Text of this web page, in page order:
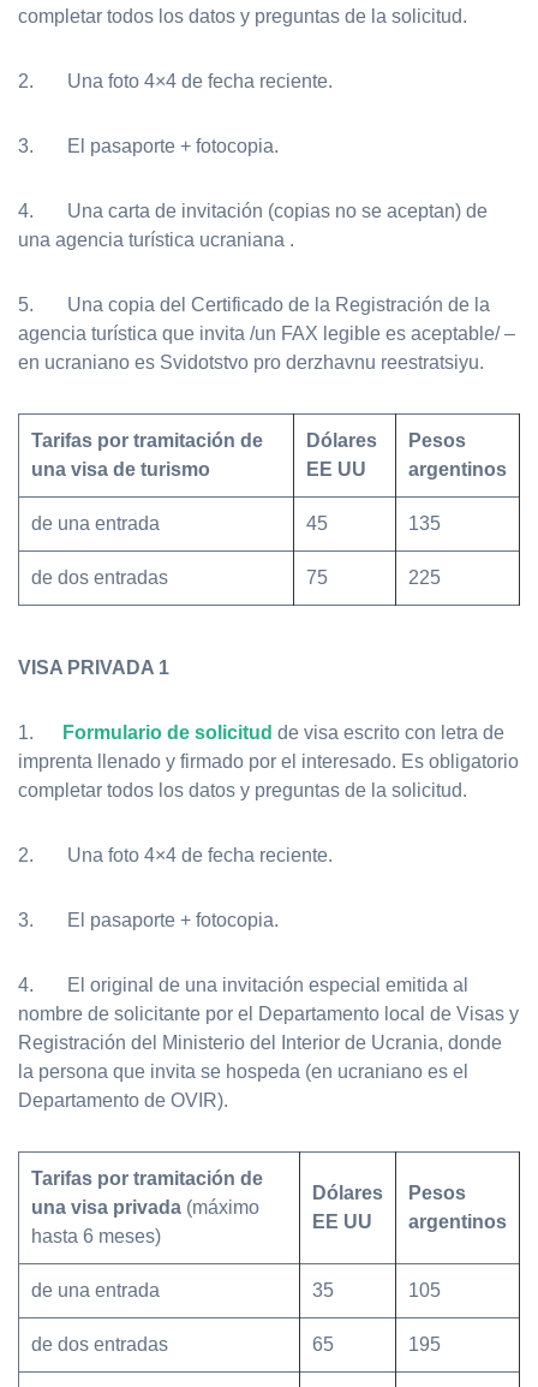
completar todos los datos y preguntas de la solicitud.
2. Una foto 4×4 de fecha reciente.
3. El pasaporte + fotocopia.
4. Una carta de invitación (copias no se aceptan) de
una agencia turística ucraniana .
5. Una copia del Certificado de la Registración de la
agencia turística que invita /un FAX legible es aceptable/ –
en ucraniano es Svidotstvo pro derzhavnu reestratsiyu.
Tarifas por tramitación de
una visa de turismo
Dólares
EE UU
Pesos
argentinos
de una entrada 45 135
de dos entradas 75 225
VISA PRIVADA 1
1. Formulario de solicitud de visa escrito con letra de
imprenta llenado y firmado por el interesado. Es obligatorio
completar todos los datos y preguntas de la solicitud.
2. Una foto 4×4 de fecha reciente.
3. El pasaporte + fotocopia.
4. El original de una invitación especial emitida al
nombre de solicitante por el Departamento local de Visas y
Registración del Ministerio del Interior de Ucrania, donde
la persona que invita se hospeda (en ucraniano es el
Departamento de OVIR).
Tarifas por tramitación de
una visa privada (máximo
hasta 6 meses)
Dólares
EE UU
Pesos
argentinos
de una entrada 35 105
de dos entradas 65 195